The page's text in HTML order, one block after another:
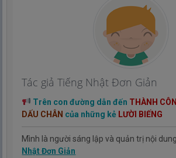
Tác giả Tiếng Nhật Đơn Giản
Trên con đường dẫn đến THÀNH
DẤU CHÂN của những kẻ LƯỜI BIẾNG
Mình là người sáng lập và quản trị nội
Nhật Đơn Giản